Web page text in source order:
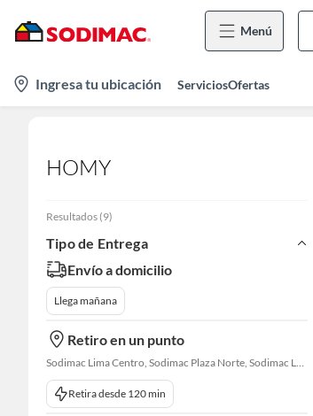
Menú
location-
icon
Ingresa tu ubicación ServiciosOfertas
HOMY
Resultados (9)
Tipo de Entrega
Envío a domicilio
Llega mañana
Retiro en un punto
Sodimac Lima Centro, Sodimac Plaza Norte, Sodimac La Victoria, Sodimac San Miguel, Sodimac Chacarilla, Sodimac Av. La Molina, Sodimac Colonial, Maestro Barrios Altos, Sodimac Naranjal
Retira desde 120 min